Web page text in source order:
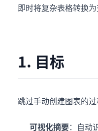
即时将复杂表格转换为
1. 目标
跳过手动创建图表的过
可视化摘要：自动